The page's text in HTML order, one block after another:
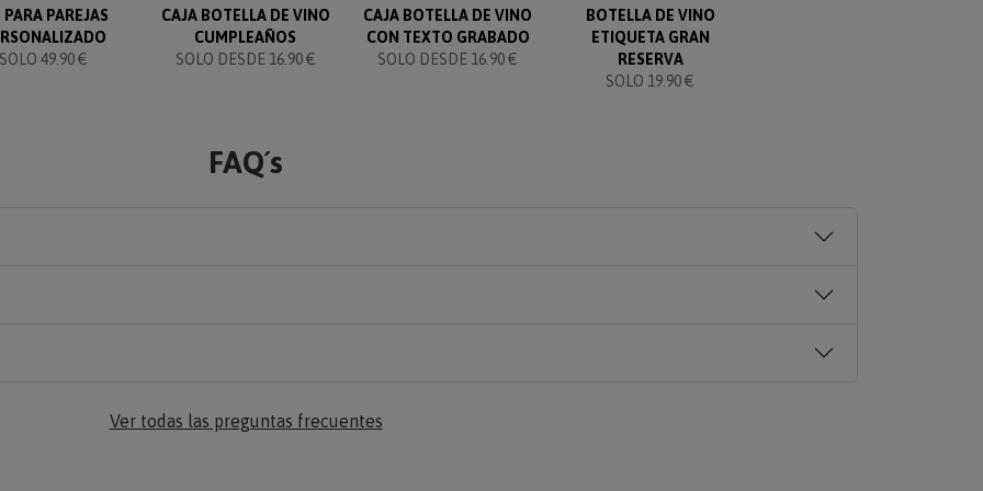
PARA PAREJAS
SOLO 49.90 €
CAJA BOTELLA DE VINO
CUMPLEAÑOS
SOLO DESDE 16.90 €
CAJA BOTELLA DE VINO
CON TEXTO GRABADO
SOLO DESDE 16.90 €
BOTELLA DE VINO
ETIQUETA GRAN
RESERVA
SOLO 19.90 €
FAQ´s
Ver todas las preguntas frecuentes